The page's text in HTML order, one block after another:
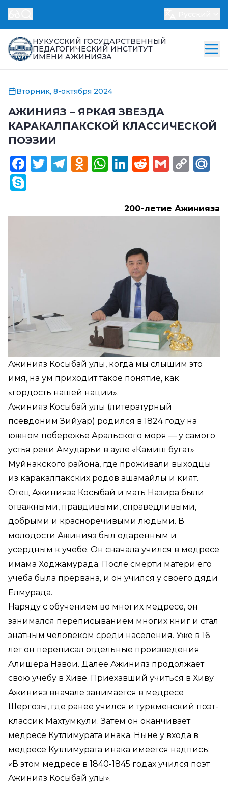
НУКУССКИЙ ГОСУДАРСТВЕННЫЙ
ПЕДАГОГИЧЕСКИЙ ИНСТИТУТ
ИМЕНИ АЖИНИЯЗА
Вторник, 8-октября 2024
АЖИНИЯЗ – ЯРКАЯ ЗВЕЗДА
КАРАКАЛПАКСКОЙ КЛАССИЧЕСКОЙ
ПОЭЗИИ
Facebook
Twitter
Telegram
Odnoklassniki
WhatsApp
LinkedIn
Reddit
Gmail
200-летие Ажинияза
Ажинияз Косыбай улы, когда мы слышим это
имя, на ум приходит такое понятие, как
«гордость нашей нации».
Ажинияз Косыбай улы (литературный
псевдоним Зийуар) родился в 1824 году на
южном побережье Аральского моря — у самого
устья реки Амударьи в ауле «Камиш бугат»
Муйнакского района, где проживали выходцы
из каракалпакских родов ашамайлы и кият.
Отец Ажинияза Косыбай и мать Назира были
отважными, правдивыми, справедливыми,
добрыми и красноречивыми людьми. В
молодости Ажинияз был одаренным и
усердным к учебе. Он сначала учился в медресе
имама Ходжамурада. После смерти матери его
учёба была прервана, и он учился у своего дяди
Елмурада.
Наряду с обучением во многих медресе, он
занимался переписыванием многих книг и стал
знатным человеком среди населения. Уже в 16
лет он переписал отдельные произведения
Алишера Навои. Далее Ажинияз продолжает
свою учебу в Хиве. Приехавший учиться в Хиву
Ажинияз вначале занимается в медресе
Шергозы, где ранее учился и туркменский поэт-
классик Махтумкули. Затем он оканчивает
медресе Кутлимурата инака. Ныне у входа в
медресе Кутлимурата инака имеется надпись:
«В этом медресе в 1840-1845 годах учился поэт
Ажинияз Косыбай улы».